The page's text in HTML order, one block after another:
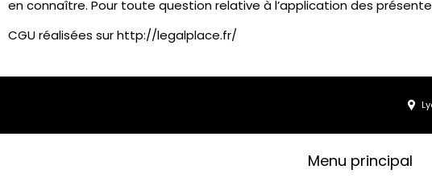
en connaître. Pour toute question relative à l’application des
CGU réalisées sur http://legalplace.fr/
Menu principal